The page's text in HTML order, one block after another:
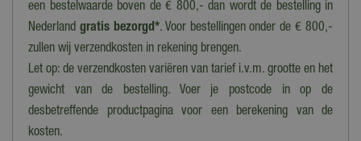
een bestelwaarde boven de € 800,- dan wordt de bestelling in
Nederland gratis bezorgd*. Voor bestellingen onder de € 800,-
zullen wij verzendkosten in rekening brengen.
Let op: de verzendkosten variëren van tarief i.v.m. grootte en het
gewicht van de bestelling. Voer je postcode in op de
desbetreffende productpagina voor een berekening van de
kosten.